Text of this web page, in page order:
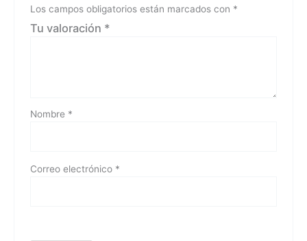
Los campos obligatorios están marcados con *
Tu valoración *
Nombre *
Correo electrónico *